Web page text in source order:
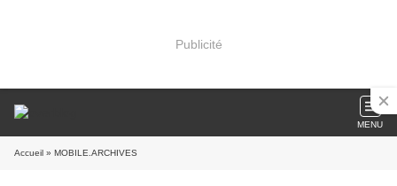
Publicité
MENU
Accueil » MOBILE.ARCHIVES